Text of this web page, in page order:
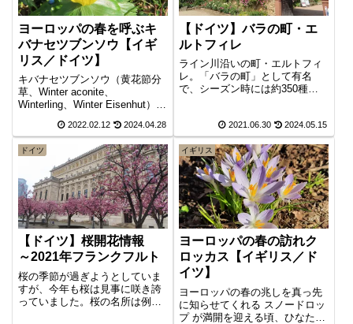
ヨーロッパの春を呼ぶキ
バナセツブンソウ【イギ
リス／ドイツ】
キバナセツブンソウ（黄花節分
草、Winter aconite、
Winterling、Winter Eisenhut）。
く告げる花の一つとして知られ
ています。日が短く寒さも厳し
い大寒の頃に黄色い鮮やかな蕾
をつけ、名の由来である節分や
立春にかけて華やな黄色の花を
咲かせます。
2022.02.12 2024.04.28
【ドイツ】バラの町・エ
ルトフィレ
ライン川沿いの町・エルトフィ
レ。「バラの町」として有名
で、シーズン時には約350種
日」として毎年盛大なイベント
も行われます。バラの名所であ
る「マインツ選帝侯の城塞跡」
を訪れてみると、そこには見事
なバラの壁がありました。
2021.06.30 2024.05.15
ドイツ
【ドイツ】桜開花情報
～2021年フランクフルト
桜の季節が過ぎようとしていま
すが、今年も桜は見事に咲き誇
っていました。桜の名所は例年
イギリス
ヨーロッパの春の訪れク
ロッカス【イギリス／ド
イツ】
ヨーロッパの春の兆しを真っ先
に知らせてくれる スノードロッ
プ が満開を迎える頃、ひなたで